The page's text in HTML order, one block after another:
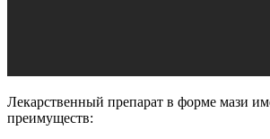
Лекарственный препарат в форме мази
преимуществ: